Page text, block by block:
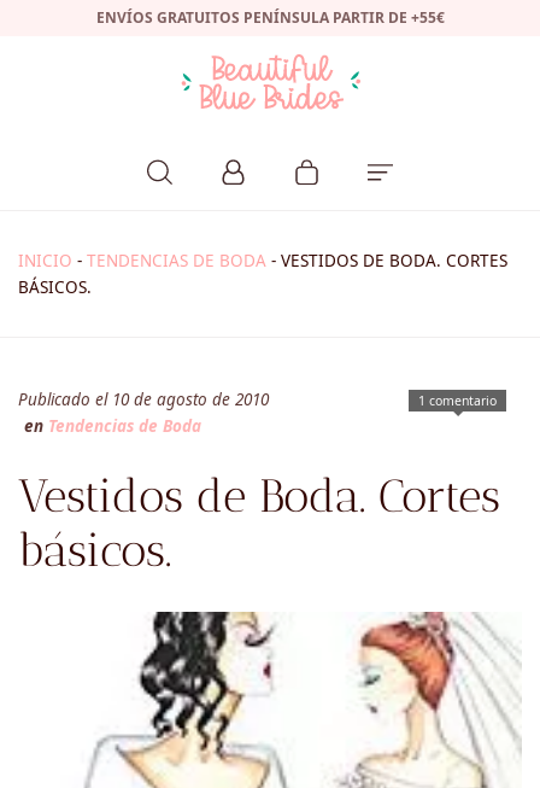
ENVÍOS GRATUITOS PENÍNSULA PARTIR DE +55€
INICIO - TENDENCIAS DE BODA - VESTIDOS DE BODA. CORTES
BÁSICOS.
1 comentario
Publicado el 10 de agosto de 2010
en Tendencias de Boda
Vestidos de Boda. Cortes
básicos.